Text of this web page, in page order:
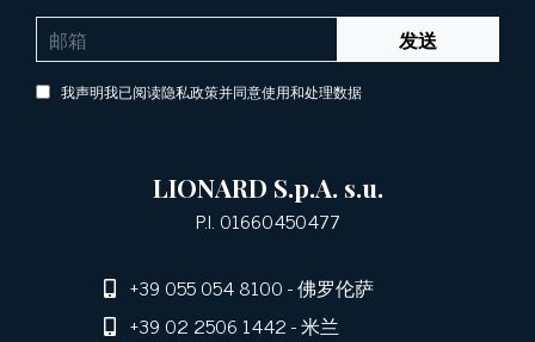
发送
我声明我已阅读隐私政策并同意使用和处理数据
LIONARD S.p.A. s.u.
P.I. 01660450477
+39 055 054 8100- 佛罗伦萨
+39 02 2506 1442- 米兰